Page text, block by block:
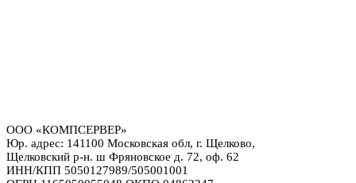
ООО «КОМПСЕРВЕР»
Юр. адрес: 141100 Московская обл, г. Щелково,
Щелковский р-н. ш Фряновское д. 72, оф. 62
ИНН/КПП 5050127989/505001001